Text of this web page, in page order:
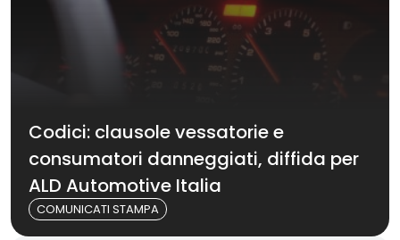
Codici: clausole vessatorie e
consumatori danneggiati, diffida per
ALD Automotive Italia
COMUNICATI STAMPA